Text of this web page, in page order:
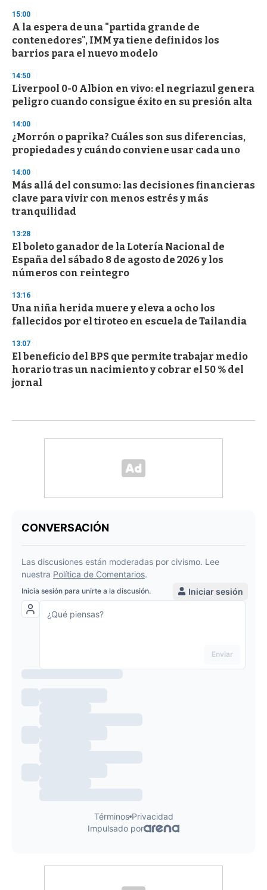
s
e
c
o
n
15:00
A la espera de una "partida grande de
contenedores", IMM ya tiene definidos los
barrios para el nuevo modelo
14:50
Liverpool 0-0 Albion en vivo: el negriazul genera
peligro cuando consigue éxito en su presión alta
14:00
¿Morrón o paprika? Cuáles son sus diferencias,
propiedades y cuándo conviene usar cada uno
14:00
Más allá del consumo: las decisiones financieras
clave para vivir con menos estrés y más
tranquilidad
13:28
El boleto ganador de la Lotería Nacional de
España del sábado 8 de agosto de 2026 y los
números con reintegro
13:16
Una niña herida muere y eleva a ocho los
fallecidos por el tiroteo en escuela de Tailandia
13:07
El beneficio del BPS que permite trabajar medio
horario tras un nacimiento y cobrar el 50 % del
jornal